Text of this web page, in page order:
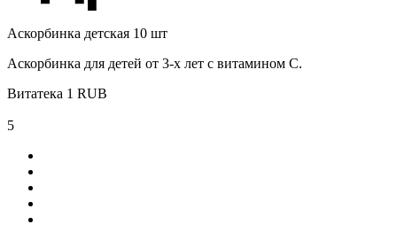
Аскорбинка детская 10 шт
Аскорбинка для детей от 3-х лет с витамином С.
Витатека 1 RUB
5